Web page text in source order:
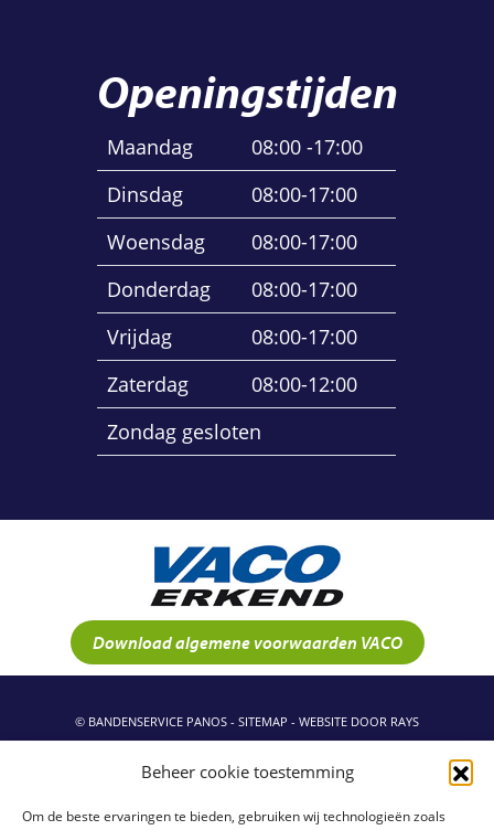
Beheer cookie toestemming
Om de beste ervaringen te bieden, gebruiken wij technologieën zoals
Openingstijden
Maandag
08:00 -17:00
Dinsdag
08:00-17:00
Woensdag
08:00-17:00
Donderdag
08:00-17:00
Vrijdag
08:00-17:00
Zaterdag
08:00-12:00
Zondag gesloten
Download algemene voorwaarden VACO
© BANDENSERVICE PANOS - SITEMAP - WEBSITE DOOR RAYS